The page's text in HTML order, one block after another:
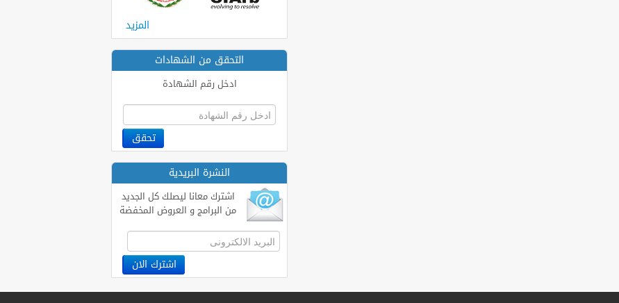
المزيد
التحقق من الشهادات
ادخل رقم الشهادة
النشرة البريدية
اشترك معانا ليصلك كل الجديد
من البرامج و العروض المخفضة